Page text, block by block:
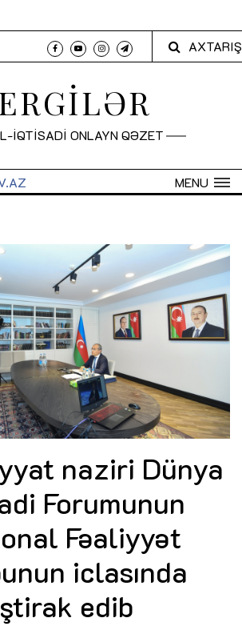
AXTARIŞ
İQTİSADİ ONLAYN QƏZET
MENU
naziri Dünya
Forumunun
Fəaliyyət
iclasında
edib